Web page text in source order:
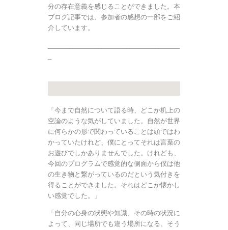
分の存在意義を感じることができました。本
ブログ記事では、参加者の感想の一部をご紹
介しています。
「今まで自然について語る時、どこか机上の
空論のような気がしていました。自然が世界
に何らかの形で関わっていることは頭ではわ
かっていたけれど、僕にとってそれは言葉の
お遊びでしかありませんでした。けれども、
今回のプログラムで感覚的な側面から僕は他
の生き物と繋がっているのだという気付きを
得ることができました。それはどこか懐かし
い感覚でした。」
「自分の心身の状態や知識、その時の状況に
よって、同じ場所でも違う場所になる、そう